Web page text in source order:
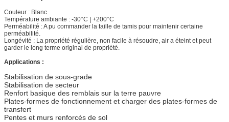
Couleur : Blanc
Température ambiante : -30°C | +200°C
Perméabilité : A pu commander la taille de tamis pour maintenir certaine
perméabilité.
Longévité : La propriété régulière, non facile à résoudre, air a éteint et peut
garder le long terme original de propriété.
Applications :
Stabilisation de sous-grade
Stabilisation de secteur
Renfort basique des remblais sur la terre pauvre
Plates-formes de fonctionnement et charger des plates-formes de
transfert
Pentes et murs renforcés de sol